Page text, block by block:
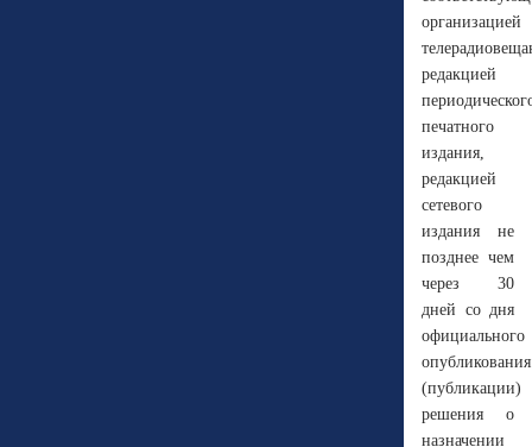
организацией
редакцией
печатного
издания,
редакцией
сетевого
издания не
позднее чем
через 30
дней со дня
официального
опубликования
(публикации)
решения о
назначении